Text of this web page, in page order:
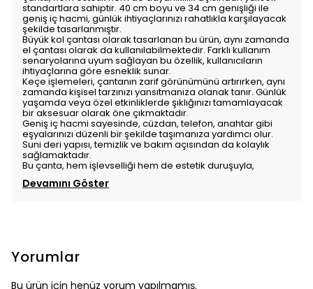
standartlara sahiptir. 40 cm boyu ve 34 cm genişliği ile
geniş iç hacmi, günlük ihtiyaçlarınızı rahatlıkla karşılayacak
şekilde tasarlanmıştır.
Büyük kol çantası olarak tasarlanan bu ürün, aynı zamanda
el çantası olarak da kullanılabilmektedir. Farklı kullanım
senaryolarına uyum sağlayan bu özellik, kullanıcıların
ihtiyaçlarına göre esneklik sunar.
Keçe işlemeleri, çantanın zarif görünümünü artırırken, aynı
zamanda kişisel tarzınızı yansıtmanıza olanak tanır. Günlük
yaşamda veya özel etkinliklerde şıklığınızı tamamlayacak
bir aksesuar olarak öne çıkmaktadır.
Geniş iç hacmi sayesinde, cüzdan, telefon, anahtar gibi
eşyalarınızı düzenli bir şekilde taşımanıza yardımcı olur.
Suni deri yapısı, temizlik ve bakım açısından da kolaylık
sağlamaktadır.
Bu çanta, hem işlevselliği hem de estetik duruşuyla,
Devamını Göster
Yorumlar
Bu ürün için henüz yorum yapılmamış.